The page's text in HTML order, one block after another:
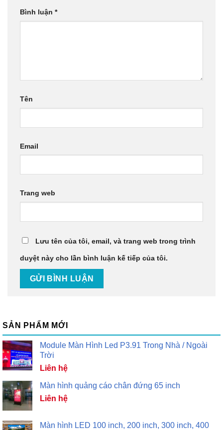
Bình luận *
Tên
Email
Trang web
Lưu tên của tôi, email, và trang web trong trình
duyệt này cho lần bình luận kế tiếp của tôi.
SẢN PHẨM MỚI
Module Màn Hình Led P3.91 Trong Nhà / Ngoài
Trời
Liên hệ
Màn hình quảng cáo chân đứng 65 inch
Liên hệ
Màn hình LED 100 inch, 200 inch, 300 inch, 400